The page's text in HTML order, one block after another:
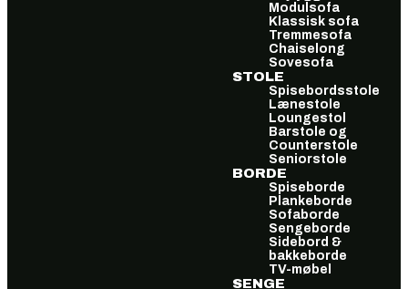
Modulsofa
Klassisk sofa
Tremmesofa
Chaiselong
Sovesofa
STOLE
Spisebordsstole
Lænestole
Loungestol
Barstole og
Counterstole
Seniorstole
BORDE
Spiseborde
Plankeborde
Sofaborde
Sengeborde
Sidebord &
bakkeborde
TV-møbel
SENGE